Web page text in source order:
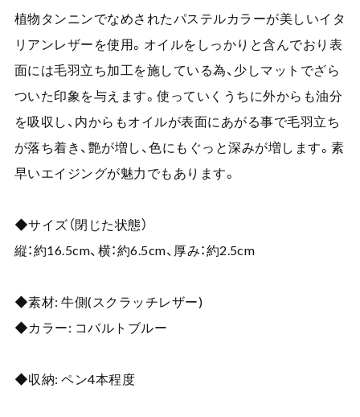
植物タンニンでなめされたパステルカラーが美しいイタ
リアンレザーを使用。オイルをしっかりと含んでおり表
面には毛羽立ち加工を施している為、少しマットでざら
ついた印象を与えます。使っていくうちに外からも油分
を吸収し、内からもオイルが表面にあがる事で毛羽立ち
が落ち着き、艶が増し、色にもぐっと深みが増します。素
早いエイジングが魅力でもあります。
◆サイズ（閉じた状態）
縦：約16.5cm、横：約6.5cm、厚み：約2.5cm
◆素材: 牛側(スクラッチレザー)
◆カラー: コバルトブルー
◆収納: ペン4本程度